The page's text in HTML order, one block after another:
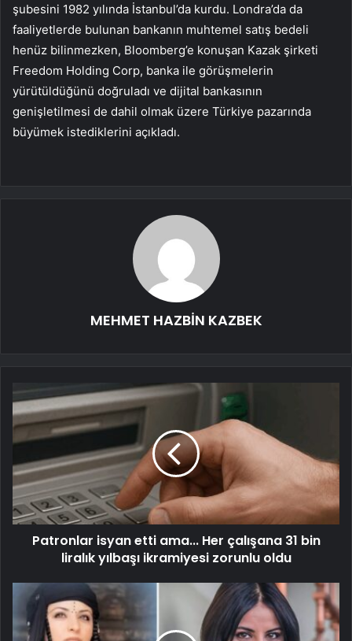
şubesini 1982 yılında İstanbul’da kurdu. Londra’da da
faaliyetlerde bulunan bankanın muhtemel satış bedeli
henüz bilinmezken, Bloomberg’e konuşan Kazak şirketi
Freedom Holding Corp, banka ile görüşmelerin
yürütüldüğünü doğruladı ve dijital bankasının
genişletilmesi de dahil olmak üzere Türkiye pazarında
büyümek istediklerini açıkladı.
MEHMET HAZBİN KAZBEK
Patronlar isyan etti ama... Her çalışana 31 bin
liralık yılbaşı ikramiyesi zorunlu oldu